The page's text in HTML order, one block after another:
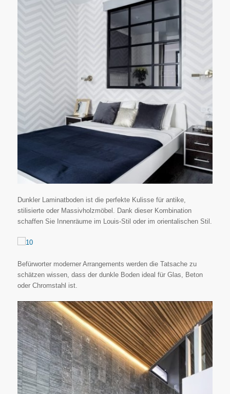
Dunkler Laminatboden ist die perfekte Kulisse für antike,
stilisierte oder Massivholzmöbel. Dank dieser Kombination
schaffen Sie Innenräume im Louis-Stil oder im orientalischen Stil.
Befürworter moderner Arrangements werden die Tatsache zu
schätzen wissen, dass der dunkle Boden ideal für Glas, Beton
oder Chromstahl ist.